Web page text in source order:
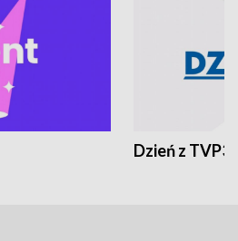
Dzień z TVP3